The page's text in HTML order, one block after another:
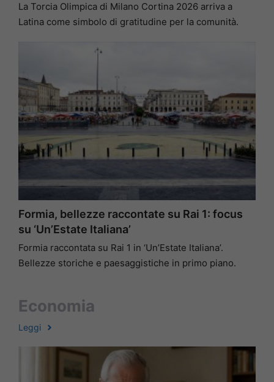
La Torcia Olimpica di Milano Cortina 2026 arriva a
Latina come simbolo di gratitudine per la comunità.
Formia, bellezze raccontate su Rai 1: focus
su ‘Un’Estate Italiana’
Formia raccontata su Rai 1 in ‘Un’Estate Italiana’.
Bellezze storiche e paesaggistiche in primo piano.
Economia
Leggi